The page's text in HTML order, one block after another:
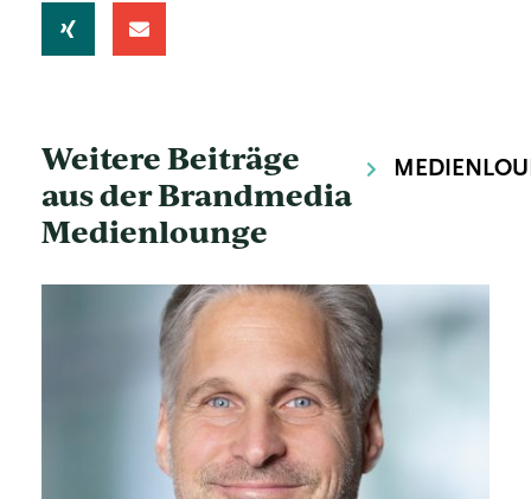
Weitere Beiträge
aus der Brandmedia
Medienlounge